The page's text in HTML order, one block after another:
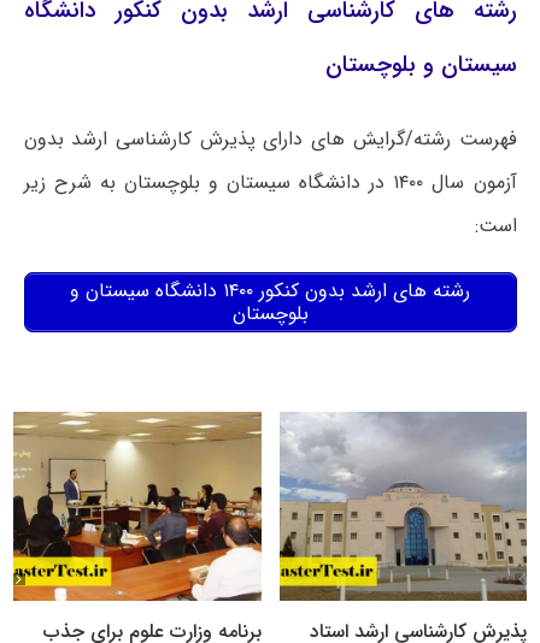
رشته های کارشناسی ارشد بدون کنکور دانشگاه
سیستان و بلوچستان
فهرست رشته/گرایش های دارای پذیرش کارشناسی ارشد بدون
آزمون سال ۱۴۰۰ در دانشگاه سیستان و بلوچستان به شرح زیر
است:
رشته های ارشد بدون کنکور ۱۴۰۰ دانشگاه سیستان و
بلوچستان
پذیرش کارشناسی ارشد استاد برنامه وزارت علوم برای جذب